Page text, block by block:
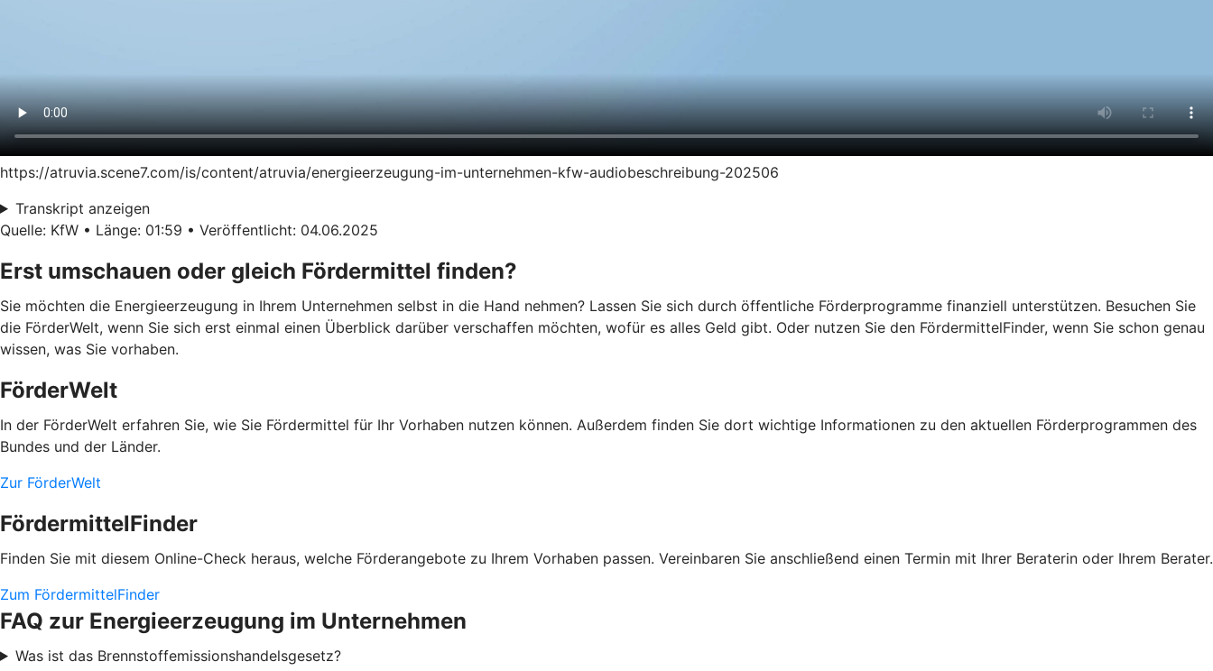
https://atruvia.scene7.com/is/content/atruvia/energieerzeugung-im-unternehmen-kfw-audiobeschreibung-202506
Transkript anzeigen
Quelle: KfW • Länge: 01:59 • Veröffentlicht: 04.06.2025
Erst umschauen oder gleich Fördermittel finden?
Sie möchten die Energieerzeugung in Ihrem Unternehmen selbst in die Hand nehmen? Lassen Sie sich durch öffentliche Förderprogramme finanziell unterstützen. Besuchen Sie
die FörderWelt, wenn Sie sich erst einmal einen Überblick darüber verschaffen möchten, wofür es alles Geld gibt. Oder nutzen Sie den FördermittelFinder, wenn Sie schon genau
wissen, was Sie vorhaben.
FörderWelt
In der FörderWelt erfahren Sie, wie Sie Fördermittel für Ihr Vorhaben nutzen können. Außerdem finden Sie dort wichtige Informationen zu den aktuellen Förderprogrammen des
Bundes und der Länder.
Zur FörderWelt
FördermittelFinder
Finden Sie mit diesem Online-Check heraus, welche Förderangebote zu Ihrem Vorhaben passen. Vereinbaren Sie anschließend einen Termin mit Ihrer Beraterin oder Ihrem Berater.
Zum FördermittelFinder
FAQ zur Energieerzeugung im Unternehmen
Was ist das Brennstoffemissionshandelsgesetz?